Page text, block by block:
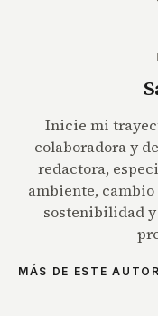
Inicie mi
colaboradora y
redactora,
ambiente,
sostenibilidad y
MÁS DE ESTE